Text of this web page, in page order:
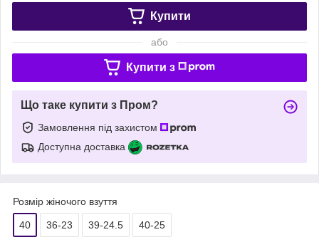
Купити
або
Купити з
Що таке купити з Пром?
Замовлення під захистом
Доступна доставка
Розмір жіночого взуття
40 36-23 39-24.5 40-25